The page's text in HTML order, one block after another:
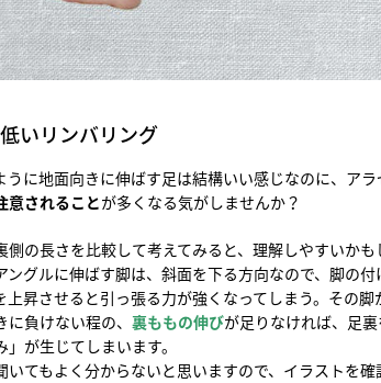
いリンバリング
うに地面向きに伸ばす足は結構いい感じなのに、ア
意されることが多くなる気がしませんか？
側の長さを比較して考えてみると、理解しやすいかも
ングルに伸ばす脚は、斜面を下る方向なので、脚の
上昇させると引っ張る力が強くなってしまう。その
負けない程の、 裏ももの伸びが足りなければ、足
」が生じてしまいます。
いてもよく分からないと思いますので、イラストを確